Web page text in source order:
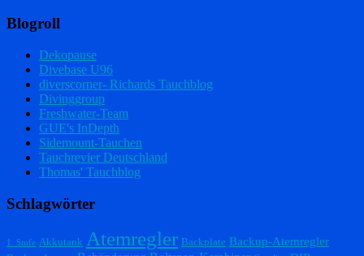
Blogroll
Dekopause
Divebase U96
diverscorner- Richards Tauchblog
Divinggroup
Freshwater-Team
GUE's InDepth
Sidemount-Tauchen
Tauchrevier Deutschland
Thomas' Tauchblog
Schlagwörter
1. Stufe Akkutank Atemregler Backplate Backup-Atemregler